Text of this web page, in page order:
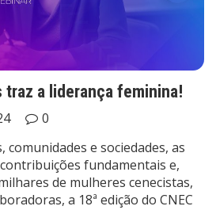
traz a liderança feminina!
0
comunidades e sociedades, as
fundamentais e,
de mulheres cenecistas,
a 18ª edição do CNEC